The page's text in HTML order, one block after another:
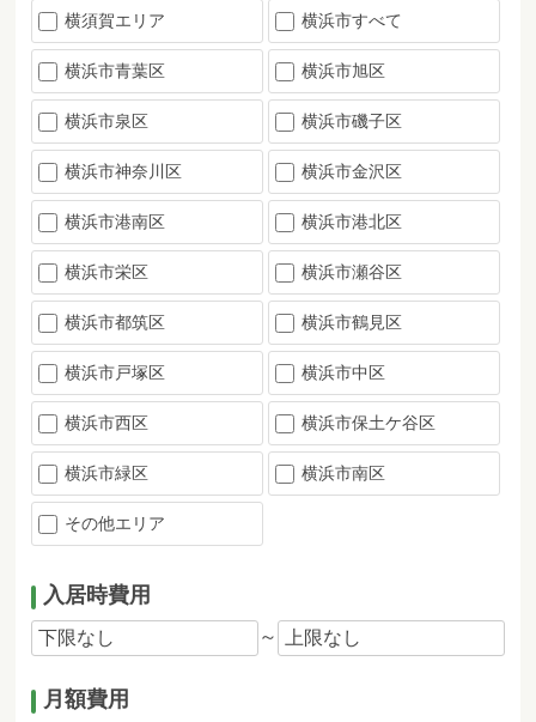
横須賀エリア 横浜市すべて
横浜市青葉区 横浜市旭区
横浜市泉区 横浜市磯子区
横浜市神奈川区 横浜市金沢区
横浜市港南区 横浜市港北区
横浜市栄区 横浜市瀬谷区
横浜市都筑区 横浜市鶴見区
横浜市戸塚区 横浜市中区
横浜市西区 横浜市保土ケ谷区
横浜市緑区 横浜市南区
その他エリア
入居時費用
～
月額費用